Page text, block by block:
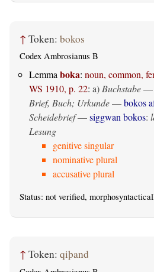
↑ Token: bokos
Codex Ambrosianus B
Lemma boka: noun, common,
WS 1910, p. 22: a) Buchstabe—
Brief, Buch; Urkunde—bokos
Scheidebrief—siggwan bokos:
Lesung
genitive singular
nominative plural
accusative plural
Status: not verified,
↑ Token: qiþand